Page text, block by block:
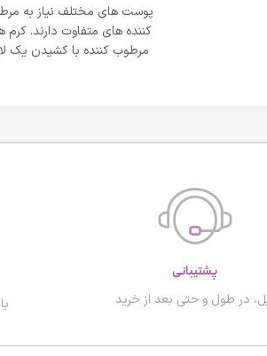
پوست های مختلف نیاز به
کننده های متفاوت دارند. کرم
مرطوب کننده با کشیدن یک
پشتیبانی
در طول و حتی بعد از خرید